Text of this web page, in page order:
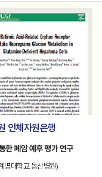
인체자원은행
한 폐암 예후 평가 연구
명대학교 동산병원)